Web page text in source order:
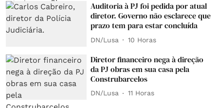
Auditoria à PJ foi pedida por atual
diretor. Governo não esclarece que
prazo tem para estar concluída
DN/Lusa 10 Horas
Diretor financeiro nega à direção
da PJ obras em sua casa pela
Construbarcelos
DN/Lusa 11 Horas